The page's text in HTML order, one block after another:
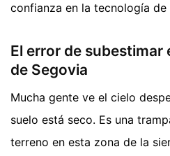
confianza en la tecnología de
El error de subestimar
de Segovia
Mucha gente ve el cielo
suelo está seco. Es una
terreno en esta zona de la